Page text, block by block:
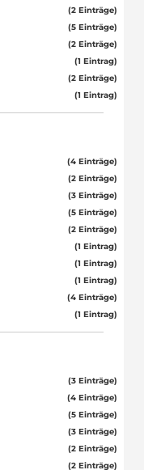
(2 Einträge)
(5 Einträge)
(2 Einträge)
(1 Eintrag)
(2 Einträge)
(1 Eintrag)
(4 Einträge)
(2 Einträge)
(3 Einträge)
(5 Einträge)
(2 Einträge)
(1 Eintrag)
(1 Eintrag)
(1 Eintrag)
(4 Einträge)
(1 Eintrag)
(3 Einträge)
(4 Einträge)
(5 Einträge)
(3 Einträge)
(2 Einträge)
(2 Einträge)